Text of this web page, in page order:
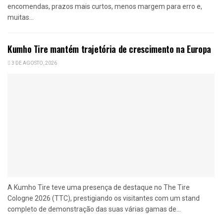
encomendas, prazos mais curtos, menos margem para erro e,
muitas...
Kumho Tire mantém trajetória de crescimento na Europa
3 DE AGOSTO, 2026
A Kumho Tire teve uma presença de destaque no The Tire
Cologne 2026 (TTC), prestigiando os visitantes com um stand
completo de demonstração das suas várias gamas de...